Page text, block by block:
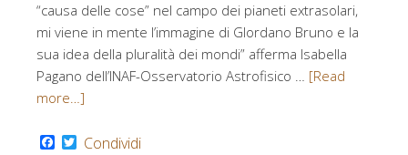
“causa delle cose” nel campo dei pianeti extrasolari,
mi viene in mente l’immagine di GIordano Bruno e la
sua idea della pluralità dei mondi” afferma Isabella
Pagano dell’INAF-Osservatorio Astrofisico … [Read
more…]
Facebook
Twitter
Condividi